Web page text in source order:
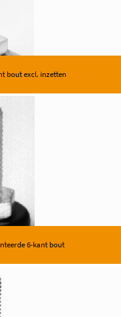
bout excl. inzetten
6-kant bout